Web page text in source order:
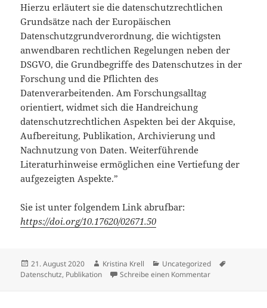
Hierzu erläutert sie die datenschutzrechtlichen
Grundsätze nach der Europäischen
Datenschutzgrundverordnung, die wichtigsten
anwendbaren rechtlichen Regelungen neben der
DSGVO, die Grundbegriffe des Datenschutzes in der
Forschung und die Pflichten des
Datenverarbeitenden. Am Forschungsalltag
orientiert, widmet sich die Handreichung
datenschutzrechtlichen Aspekten bei der Akquise,
Aufbereitung, Publikation, Archivierung und
Nachnutzung von Daten. Weiterführende
Literaturhinweise ermöglichen eine Vertiefung der
aufgezeigten Aspekte.”
Sie ist unter folgendem Link abrufbar:
https://doi.org/10.17620/02671.50
Veröffentlicht
am
21. August 2020 Autor
Kristina Krell Kategorien
Uncategorized
Datenschutz, Publikation Schreibe einen Kommentarzu Aktueller